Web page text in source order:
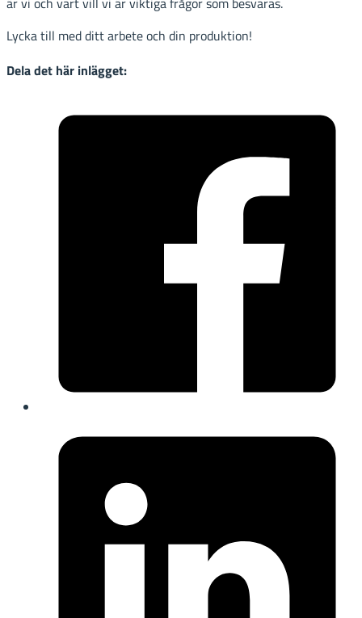
Lycka till med ditt arbete och din produktion!
Dela det här inlägget: